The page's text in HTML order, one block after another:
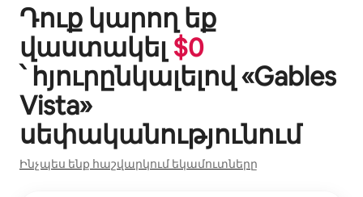
Դուք կարող եք
վաստակել $0
՝ հյուրընկալելով «Gables
Vista»
սեփականությունում
Ինչպես ենք հաշվարկում եկամուտները